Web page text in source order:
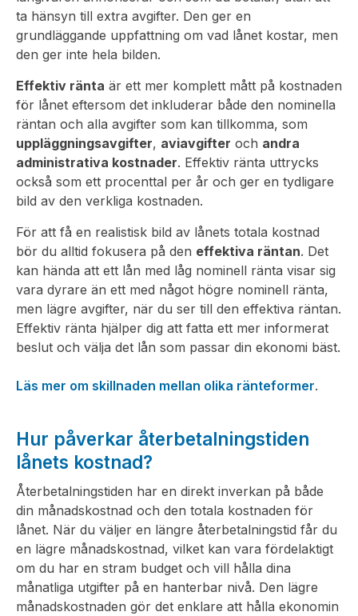
ta hänsyn till extra avgifter. Den ger en
grundläggande uppfattning om vad lånet kostar, men
den ger inte hela bilden.
Effektiv ränta är ett mer komplett mått på kostnaden
för lånet eftersom det inkluderar både den nominella
räntan och alla avgifter som kan tillkomma, som
uppläggningsavgifter, aviavgifter och andra
administrativa kostnader. Effektiv ränta uttrycks
också som ett procenttal per år och ger en tydligare
bild av den verkliga kostnaden.
För att få en realistisk bild av lånets totala kostnad
bör du alltid fokusera på den effektiva räntan. Det
kan hända att ett lån med låg nominell ränta visar sig
vara dyrare än ett med något högre nominell ränta,
men lägre avgifter, när du ser till den effektiva räntan.
Effektiv ränta hjälper dig att fatta ett mer informerat
beslut och välja det lån som passar din ekonomi bäst.
Läs mer om skillnaden mellan olika ränteformer.
Hur påverkar återbetalningstiden
lånets kostnad?
Återbetalningstiden har en direkt inverkan på både
din månadskostnad och den totala kostnaden för
lånet. När du väljer en längre återbetalningstid får du
en lägre månadskostnad, vilket kan vara fördelaktigt
om du har en stram budget och vill hålla dina
månatliga utgifter på en hanterbar nivå. Den lägre
månadskostnaden gör det enklare att hålla ekonomin